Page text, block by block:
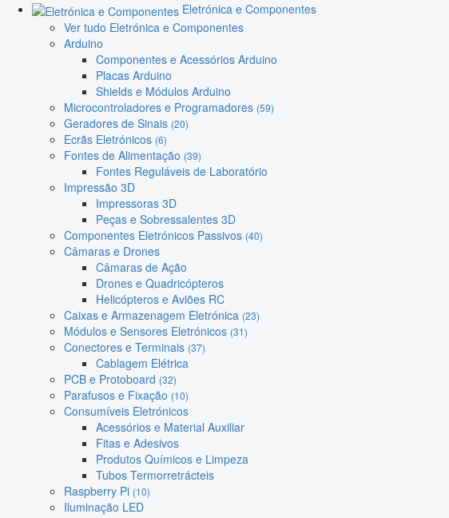
Eletrónica e Componentes
Ver tudo Eletrónica e Componentes
Arduino
Componentes e Acessórios Arduino
Placas Arduino
Shields e Módulos Arduino
Microcontroladores e Programadores (59)
Geradores de Sinais (20)
Ecrãs Eletrónicos (6)
Fontes de Alimentação (39)
Fontes Reguláveis de Laboratório
Impressão 3D
Impressoras 3D
Peças e Sobressalentes 3D
Componentes Eletrónicos Passivos (40)
Câmaras e Drones
Câmaras de Ação
Drones e Quadricópteros
Helicópteros e Aviões RC
Caixas e Armazenagem Eletrónica (23)
Módulos e Sensores Eletrónicos (31)
Conectores e Terminais (37)
Cablagem Elétrica
PCB e Protoboard (32)
Parafusos e Fixação (10)
Consumíveis Eletrónicos
Acessórios e Material Auxiliar
Fitas e Adesivos
Produtos Químicos e Limpeza
Tubos Termorretrácteis
Raspberry Pi (10)
Iluminação LED